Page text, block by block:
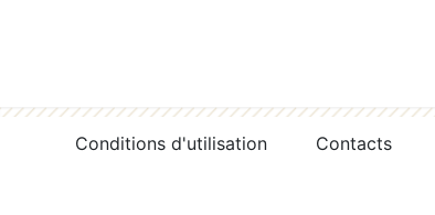
Conditions d'utilisation Contacts